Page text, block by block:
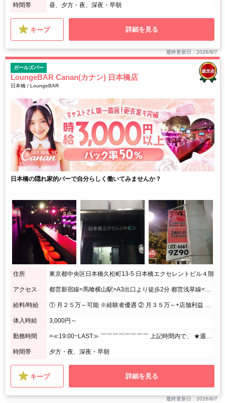
時間帯 昼、夕方・夜、深夜・早朝
キープ 詳細を見る
最終更新日：2026/8/7
ガールズバー
LoungeBAR Canan(カナン) 日本橋店
日本橋 / LoungeBAR
日本橋の隠れ家的バーで自分らしく働いてみませんか？
住所 東京都中央区日本橋久松町13-5 日本橋エクセレントビル４階
アクセス 都営新宿線<馬喰横山駅>A3出口より徒歩2分 都営浅草線<東日本橋駅>B2出口より徒歩2分 JR総武本線<馬喰町>3番出口より徒歩5分
給料/時給 ① 月２５万～可能 ※経験者優遇 ② 月３５万～+店舗利益 月150万円以上稼ぐ事も可能です ③ 時給１０００円～ ※経験、出勤日数等により昇給あり
体入時給 3,000円～
勤務時間 >≪19:00~LAST≫ ￣￣￣￣￣￣￣￣ 上記時間内で、 ★週1日、1日3h~OK! <あなたのペースで勤務OK♪> ⌒⌒⌒⌒⌒⌒⌒⌒⌒⌒⌒⌒⌒⌒⌒⌒⌒⌒⌒ 月1回の出勤でもシフト調整OK! シフトの融通がきくので、 プライベート優先で無理せずに働けます☆
時間帯 夕方・夜、深夜・早朝
キープ 詳細を見る
最終更新日：2026/8/7